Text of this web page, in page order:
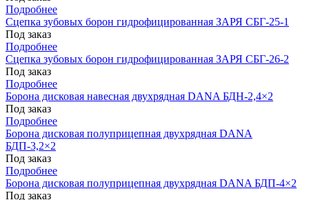
Подробнее
Сцепка зубовых борон гидрофицированная ЗАРЯ СБГ-25-1
Под заказ
Подробнее
Сцепка зубовых борон гидрофицированная ЗАРЯ СБГ-26-2
Под заказ
Подробнее
Борона дисковая навесная двухрядная DANA БДН-2,4×2
Под заказ
Подробнее
Борона дисковая полуприцепная двухрядная DANA
БДП-3,2×2
Под заказ
Подробнее
Борона дисковая полуприцепная двухрядная DANA БДП-4×2
Под заказ